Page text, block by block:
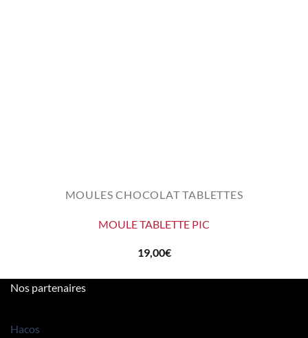
MOULES CHOCOLAT TABLETTES
MOULE TABLETTE PIC
19,00€
Nos partenaires
Hacos